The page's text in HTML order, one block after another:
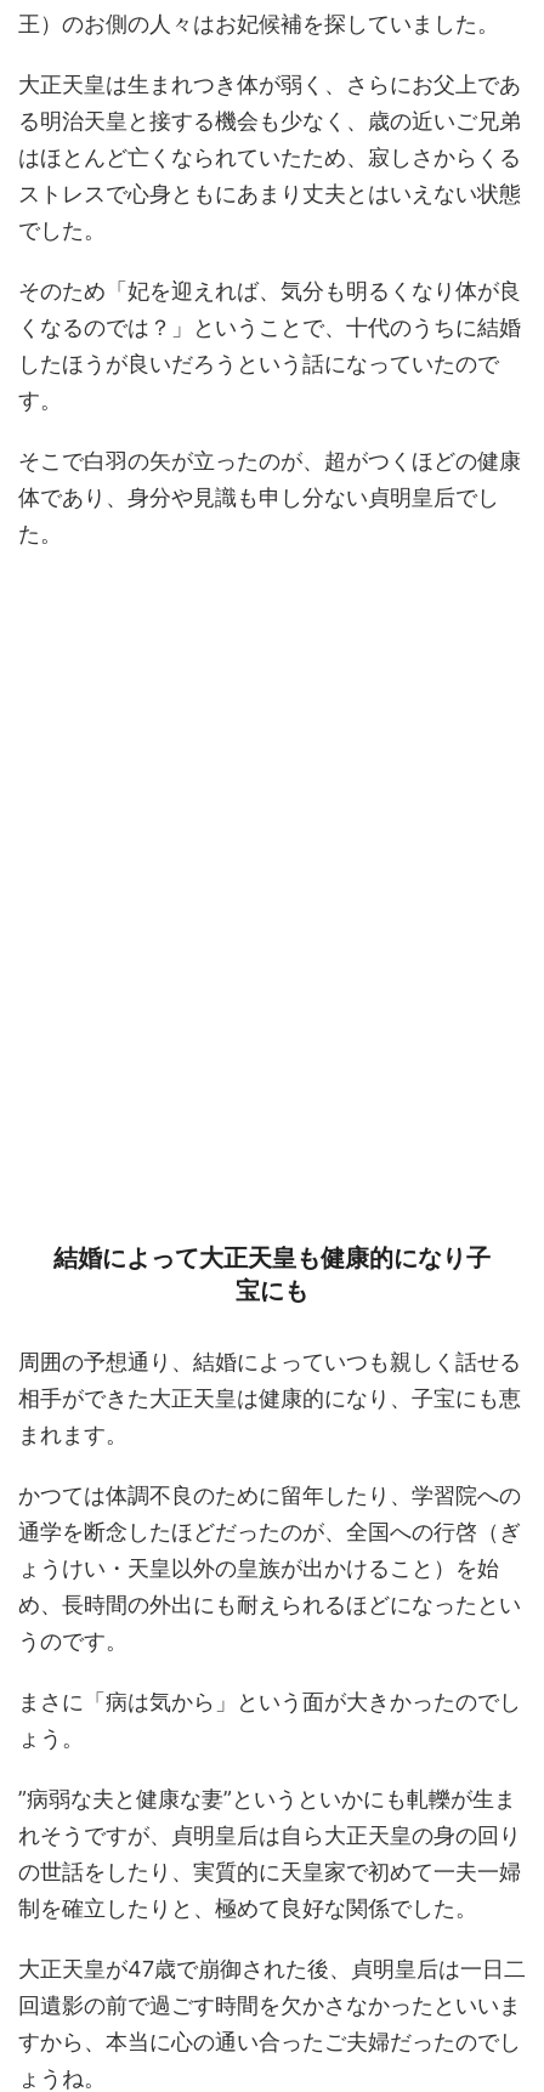
王）のお側の人々はお妃候補を探していました。
大正天皇は生まれつき体が弱く、さらにお父上であ
る明治天皇と接する機会も少なく、歳の近いご兄弟
はほとんど亡くなられていたため、寂しさからくる
ストレスで心身ともにあまり丈夫とはいえない状態
でした。
そのため「妃を迎えれば、気分も明るくなり体が良
くなるのでは？」ということで、十代のうちに結婚
したほうが良いだろうという話になっていたので
す。
そこで白羽の矢が立ったのが、超がつくほどの健康
体であり、身分や見識も申し分ない貞明皇后でし
た。
結婚によって大正天皇も健康的になり子
宝にも
周囲の予想通り、結婚によっていつも親しく話せる
相手ができた大正天皇は健康的になり、子宝にも恵
まれます。
かつては体調不良のために留年したり、学習院への
通学を断念したほどだったのが、全国への行啓（ぎ
ょうけい・天皇以外の皇族が出かけること）を始
め、長時間の外出にも耐えられるほどになったとい
うのです。
まさに「病は気から」という面が大きかったのでし
ょう。
”病弱な夫と健康な妻”というといかにも軋轢が生ま
れそうですが、貞明皇后は自ら大正天皇の身の回り
の世話をしたり、実質的に天皇家で初めて一夫一婦
制を確立したりと、極めて良好な関係でした。
大正天皇が47歳で崩御された後、貞明皇后は一日二
回遺影の前で過ごす時間を欠かさなかったといいま
すから、本当に心の通い合ったご夫婦だったのでし
ょうね。